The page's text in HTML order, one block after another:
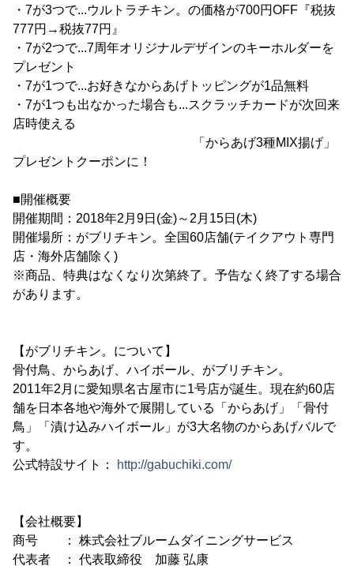
・7が3つで...ウルトラチキン。の価格が700円OFF『税抜
777円→税抜77円』
・7が2つで...7周年オリジナルデザインのキーホルダーを
プレゼント
・7が1つで...お好きなからあげトッピングが1品無料
・7が1つも出なかった場合も...スクラッチカードが次回来
店時使える
「からあげ3種MIX揚げ」
プレゼントクーポンに！
■開催概要
開催期間：2018年2月9日(金)～2月15日(木)
開催場所：がブリチキン。全国60店舗(テイクアウト専門
店・海外店舗除く)
※商品、特典はなくなり次第終了。予告なく終了する場合
があります。
【がブリチキン。について】
骨付鳥、からあげ、ハイボール、がブリチキン。
2011年2月に愛知県名古屋市に1号店が誕生。現在約60店
舗を日本各地や海外で展開している「からあげ」「骨付
鳥」「漬け込みハイボール」が3大名物のからあげバルで
す。
公式特設サイト：
http://gabuchiki.com/
【会社概要】
商号 ： 株式会社ブルームダイニングサービス
代表者 ： 代表取締役 加藤 弘康